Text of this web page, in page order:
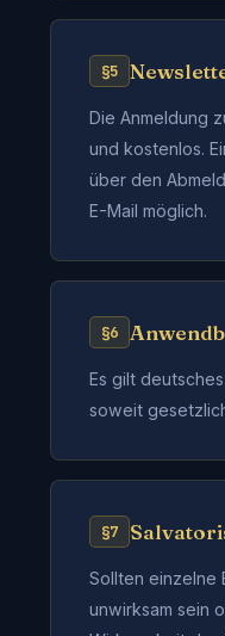
§5
Die Anmeldung
und kostenlos.
über den
E-Mail möglich.
§6
Es gilt
soweit
§7
Sollten einzelne
unwirksam sein